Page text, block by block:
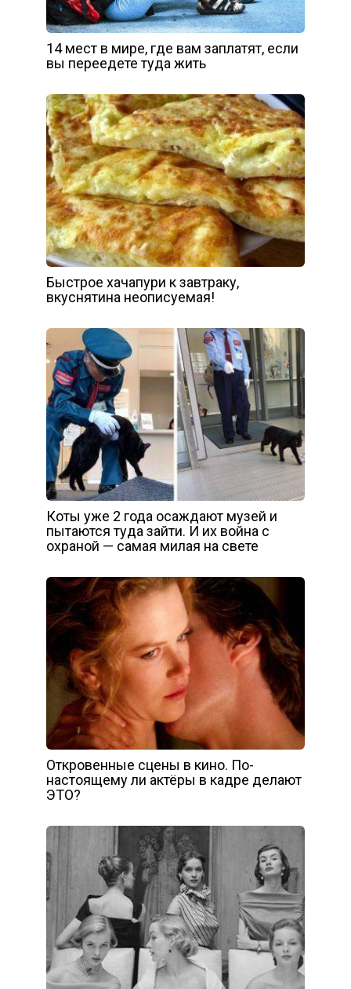
14 мест в мире, где вам заплатят, если
вы переедете туда жить
Быстрое хачапури к завтраку,
вкуснятина неописуемая!
Коты уже 2 года осаждают музей и
пытаются туда зайти. И их война с
охраной — самая милая на свете
Откровенные сцены в кино. По-
настоящему ли актёры в кадре делают
ЭТО?